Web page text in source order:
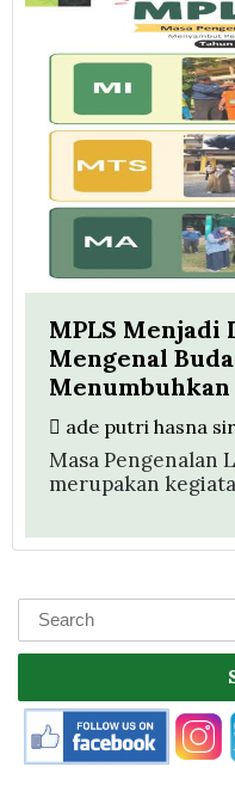
MPLS Menjadi
Mengenal
ade putri hasna
Masa Pengenalan
merupakan